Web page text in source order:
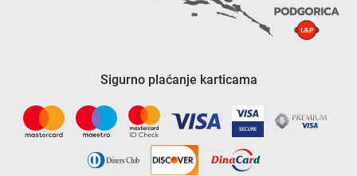
Sigurno plaćanje karticama